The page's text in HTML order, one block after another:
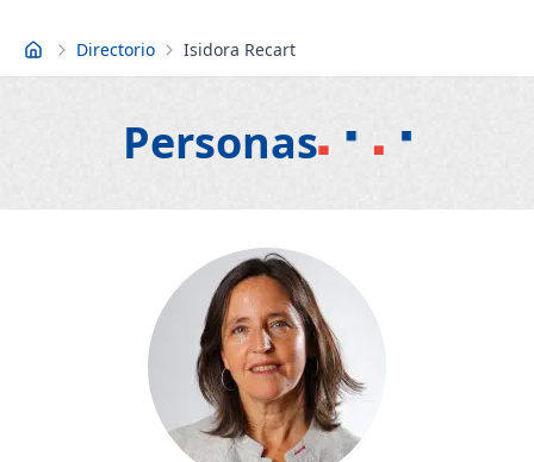
Inicio Directorio Isidora Recart
Personas